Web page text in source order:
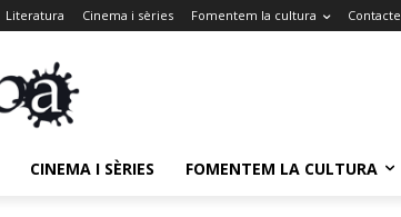
Literatura Cinema i sèries Fomentem la cultura Contacte
CINEMA I SÈRIES FOMENTEM LA CULTURA